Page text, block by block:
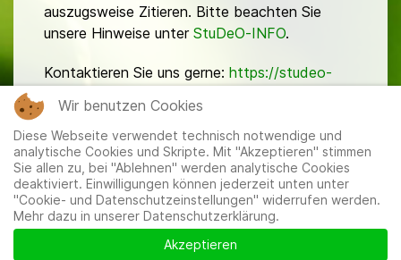
auszugsweise Zitieren. Bitte beachten Sie
unsere Hinweise unter StuDeO-INFO.
Kontaktieren Sie uns gerne: https://studeo-
Mitglieder|Impressum|Datenschutzerklärung|Cookie-
und Datenschutzeinstellungen
Wir benutzen Cookies
Diese Webseite verwendet technisch notwendige und
analytische Cookies und Skripte. Mit "Akzeptieren" stimmen
Sie allen zu, bei "Ablehnen" werden analytische Cookies
deaktiviert. Einwilligungen können jederzeit unten unter
"Cookie- und Datenschutzeinstellungen" widerrufen werden.
Mehr dazu in unserer Datenschutzerklärung.
Akzeptieren